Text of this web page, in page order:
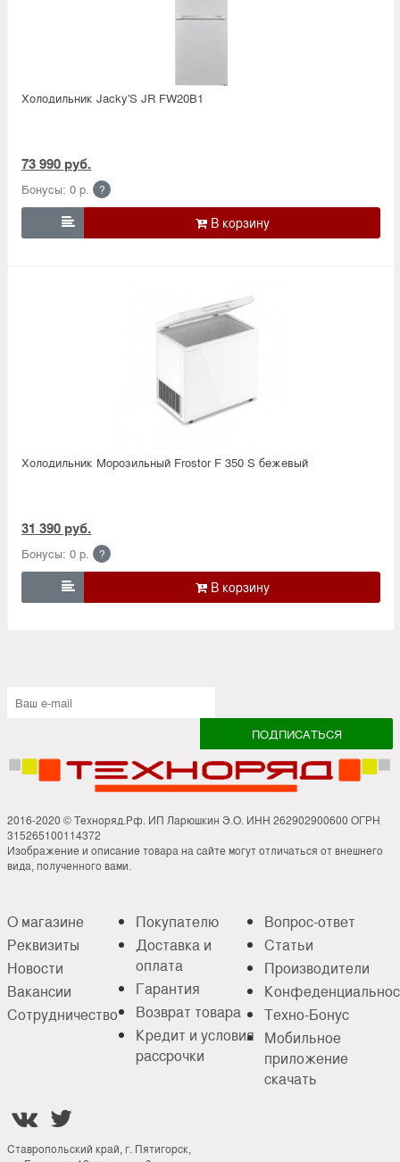
Холодильник Jacky'S JR FW20B1
73 990 руб.
Бонусы: 0 р. ?

Холодильник Морозильный Frostor F 350 S бежевый
31 390 руб.
Бонусы: 0 р. ?

2016-2020 © Техноряд.Рф. ИП Ларюшкин Э.О. ИНН 262902900600 ОГРН
315265100114372
Изображение и описание товара на сайте могут отличаться от внешнего
вида, полученного вами.
О магазине
Реквизиты
Новости
Вакансии
Сотрудничество
Покупателю
Доставка и
оплата
Гарантия
Возврат товара
Кредит и условия
рассрочки
Вопрос-ответ
Статьи
Производители
Техно-Бонус
Мобильное
приложение
скачать
 
Ставропольский край, г. Пятигорск,